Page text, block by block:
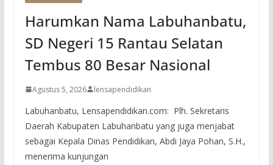
Harumkan Nama Labuhanbatu,
SD Negeri 15 Rantau Selatan
Tembus 80 Besar Nasional
Agustus 5, 2026 lensapendidikan
Labuhanbatu, Lensapendidikan.com: Plh. Sekretaris
Daerah Kabupaten Labuhanbatu yang juga menjabat
sebagai Kepala Dinas Pendidikan, Abdi Jaya Pohan, S.H.,
menerima kunjungan